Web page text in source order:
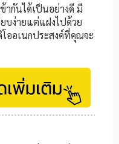
ากันได้เป็นอย่างดี มี
บง่ายแต่แฝงไปด้วย
ออเนกประสงค์ที่คุณจะ